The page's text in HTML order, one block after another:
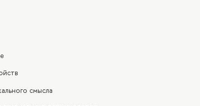
смысла